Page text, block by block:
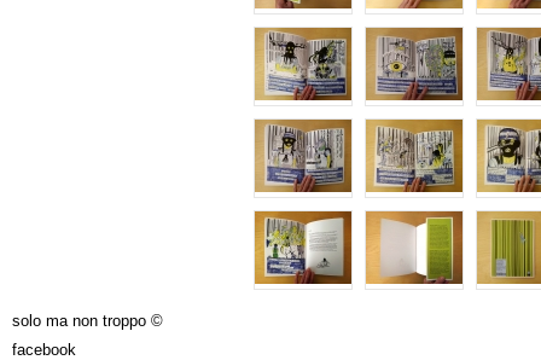
solo ma non troppo ©
facebook